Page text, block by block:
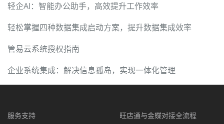
轻企AI：智能办公助手，高效提升工作效率
轻松掌握四种数据集成启动方案，提升数据集成效率
管易云系统授权指南
企业系统集成：解决信息孤岛，实现一体化管理
服务支持
旺店通与金蝶对接全流程